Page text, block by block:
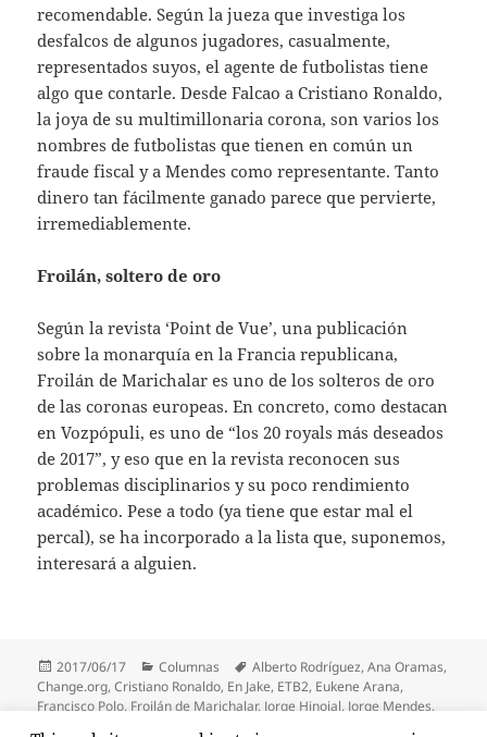
recomendable. Según la jueza que investiga los
desfalcos de algunos jugadores, casualmente,
representados suyos, el agente de futbolistas tiene
algo que contarle. Desde Falcao a Cristiano Ronaldo,
la joya de su multimillonaria corona, son varios los
nombres de futbolistas que tienen en común un
fraude fiscal y a Mendes como representante. Tanto
dinero tan fácilmente ganado parece que pervierte,
irremediablemente.
Froilán, soltero de oro
Según la revista ‘Point de Vue’, una publicación
sobre la monarquía en la Francia republicana,
Froilán de Marichalar es uno de los solteros de oro
de las coronas europeas. En concreto, como destacan
en Vozpópuli, es uno de “los 20 royals más deseados
de 2017”, y eso que en la revista reconocen sus
problemas disciplinarios y su poco rendimiento
académico. Pese a todo (ya tiene que estar mal el
percal), se ha incorporado a la lista que, suponemos,
interesará a alguien.
Publicado
el
2017/06/17 Categorías
Columnas Etiquetas
Alberto Rodríguez,Ana Oramas,
Change.org,Cristiano Ronaldo, En Jake, ETB2, Eukene Arana,
Francisco Polo, Froilán de Marichalar, Jorge Hinojal, Jorge Mendes,